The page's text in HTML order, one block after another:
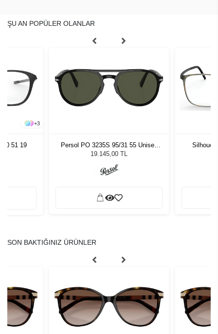
ŞU AN POPÜLER OLANLAR
+3
51 19
Persol PO 3235S 95/31 55 Unisex
Güneş Gözlüğü
19.145,00 TL
SON BAKTIĞINIZ ÜRÜNLER